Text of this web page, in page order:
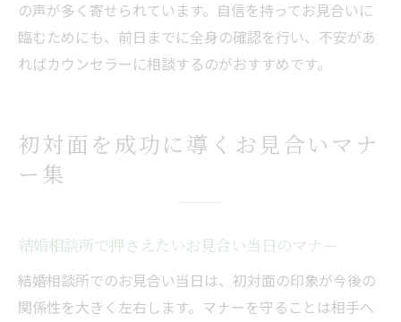
の声が多く寄せられています。自信を持ってお見合いに
臨むためにも、前日までに全身の確認を行い、不安があ
ればカウンセラーに相談するのがおすすめです。
初対面を成功に導くお見合いマナ
ー集
結婚相談所で押さえたいお見合い当日のマナー
結婚相談所でのお見合い当日は、初対面の印象が今後の
関係性を大きく左右します。マナーを守ることは相手へ